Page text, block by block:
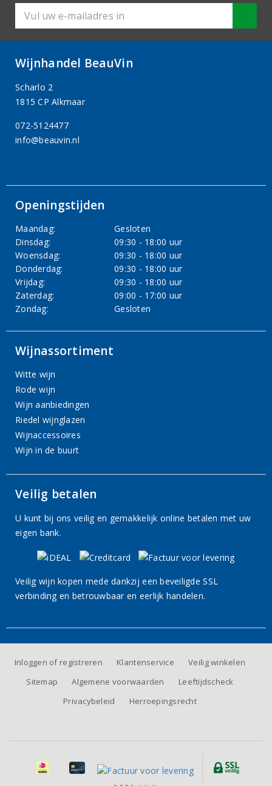
Wijnhandel BeauVin
Scharlo 2
1815 CP Alkmaar
072-5124477
info@beauvin.nl
Openingstijden
Maandag:
Gesloten
Dinsdag:
09:30 - 18:00 uur
Woensdag:
09:30 - 18:00 uur
Donderdag:
09:30 - 18:00 uur
Vrijdag:
09:30 - 18:00 uur
Zaterdag:
09:00 - 17:00 uur
Zondag:
Gesloten
Wijnassortiment
Witte wijn
Rode wijn
Wijn aanbiedingen
Riedel wijnglazen
Wijnaccessoires
Wijn in de buurt
Veilig betalen
U kunt bij ons veilig en gemakkelijk online betalen met uw
eigen bank.
Veilig wijn kopen mede dankzij een beveiligde SSL
verbinding en betrouwbaar en eerlijk handelen.
Inloggen of registreren Klantenservice
Veilig winkelen
Sitemap
Algemene voorwaarden
Leeftijdscheck
Privacybeleid
Herroepingsrecht